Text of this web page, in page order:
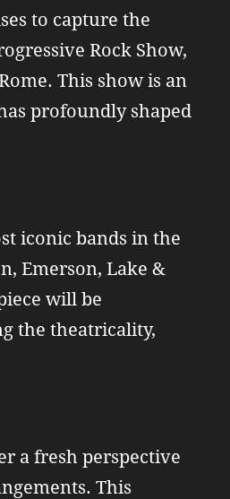
to capture the
Rock Show,
This show is an
profoundly shaped
iconic bands in the
Emerson, Lake &
will be
the theatricality,
a fresh perspective
This